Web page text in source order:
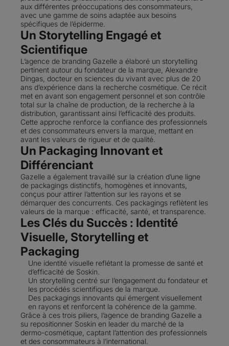
aux différentes préoccupations des consommateurs,
avec une gamme de soins adaptée aux besoins
spécifiques de l’épiderme.
Un Storytelling Engagé et
Scientifique
L’agence de branding Gazelle a élaboré un storytelling
pertinent autour du fondateur de la marque, Alexandre
Dingas, docteur en sciences du vivant avec plus de 20
ans d’expérience dans la recherche cosmétique. Ce récit
met en avant son engagement personnel et son contrôle
total sur la chaîne de production, de la recherche à la
distribution, garantissant ainsi l’efficacité des produits.
Cette approche renforce la confiance des professionnels
et des consommateurs envers la marque, mettant en
avant les valeurs de rigueur et de qualité.
Un Packaging Innovant et
Différenciant
Gazelle a également travaillé sur la création d’une ligne
de packagings distinctifs, homogènes et innovants,
conçus pour attirer l’attention sur les rayons et se
démarquer des concurrents. Ces packagings reflètent les
valeurs de la marque : efficacité, santé, et transparence.
Les Clés du Succès : Identité
Visuelle, Storytelling et
Packaging
Une identité visuelle reflétant la promesse de santé et
d’efficacité de Soskin.
Un storytelling centré sur l’engagement du fondateur et
les procédés scientifiques de la marque.
Des packagings innovants qui émergent visuellement
en rayons et renforcent la cohérence de la gamme.
Grâce à ces trois piliers, l’agence de branding Gazelle a
su repositionner Soskin en leader du marché de la
dermo-cosmétique, captant l’attention des professionnels
et des consommateurs à l’international.